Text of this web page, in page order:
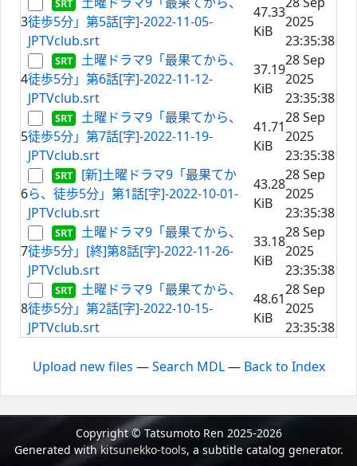
3徒歩5分」第5話[字]-2022-11-05-
JPTVclub.srt
47.33
KiB
2025
23:35:38
4
土曜ドラマ9「最果てから、
徒歩5分」第6話[字]-2022-11-12-
JPTVclub.srt
37.19
KiB
28 Sep
2025
23:35:38
5
土曜ドラマ9「最果てから、
徒歩5分」第7話[字]-2022-11-19-
JPTVclub.srt
41.71
KiB
28 Sep
2025
23:35:38
6
[新]土曜ドラマ9「最果てか
ら、徒歩5分」第1話[字]-2022-10-01-
JPTVclub.srt
43.28
KiB
28 Sep
2025
23:35:38
7
土曜ドラマ9「最果てから、
徒歩5分」[終]第8話[字]-2022-11-26-
JPTVclub.srt
33.18
KiB
28 Sep
2025
23:35:38
8
土曜ドラマ9「最果てから、
徒歩5分」第2話[字]-2022-10-15-
JPTVclub.srt
48.61
KiB
28 Sep
2025
23:35:38
Upload new files —Search MDL— Back to Index
Copyright © Tatsumoto Ren 2025-2026
Generated withkitsunekko-tools, a subtitle catalog generator.